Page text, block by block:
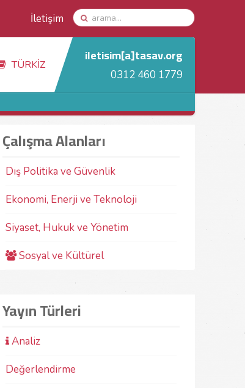
İletişim
TÜRKİZ iletisim[a]tasav.org
0312 460 1779
Çalışma Alanları
Dış Politika ve Güvenlik
Ekonomi, Enerji ve Teknoloji
Siyaset, Hukuk ve Yönetim
Sosyal ve Kültürel
Yayın Türleri
Analiz
Değerlendirme